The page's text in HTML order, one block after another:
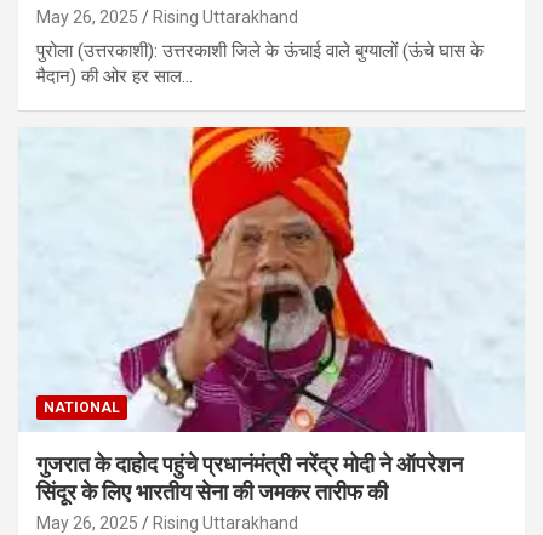
May 26, 2025 Rising Uttarakhand
पुरोला (उत्तरकाशी): उत्तरकाशी जिले के ऊंचाई वाले बुग्यालों (ऊंचे घास के
मैदान) की ओर हर साल…
NATIONAL
गुजरात के दाहोद पहुंचे प्रधानंमंत्री नरेंद्र मोदी ने ऑपरेशन
सिंदूर के लिए भारतीय सेना की जमकर तारीफ की
May 26, 2025 Rising Uttarakhand